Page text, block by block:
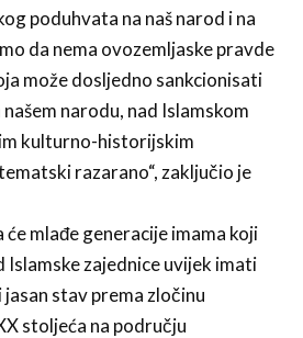
poduhvata na naš narod i na
da nema ovozemljaske pravde
može dosljedno sankcionisati
narodu, nad Islamskom
kulturno-historijskim
razarano“, zaključio je
će mlađe generacije imama koji
Islamske zajednice uvijek imati
stav prema zločinu
stoljeća na području